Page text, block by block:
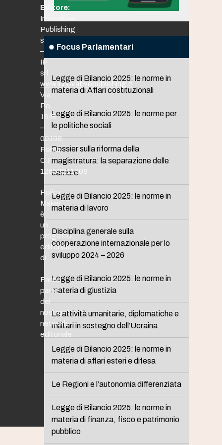
Focus Parlamentari
Legge di Bilancio 2025: le norme in
materia di Affari costituzionali
Legge di Bilancio 2025: le norme per
le politiche sociali
Dossier sulla riforma della
magistratura: la separazione delle
carriere
Legge di Bilancio 2025: le norme in
materia di lavoro
Disciplina generale sulla
cooperazione internazionale per lo
sviluppo 2024 – 2026
Legge di Bilancio 2025: le norme in
materia di giustizia
Le attività umanitarie, diplomatiche e
militari in sostegno dell’Ucraina
Legge di Bilancio 2025: le norme in
materia di affari esteri e difesa
Le Regioni e l’autonomia differenziata
Legge di Bilancio 2025: le norme in
materia di finanza, fisco e patrimonio
pubblico
Editore:
Innovative
Publishing
srl
–
IP
srl
www.innovativepublishing.it
Via
Po,
16/B
–
00198
Roma
C.F.
12653211008
Policy
Maker
è
un
progetto
editoriale
di
Fanno
parte
del
nostro
network
editoriale: